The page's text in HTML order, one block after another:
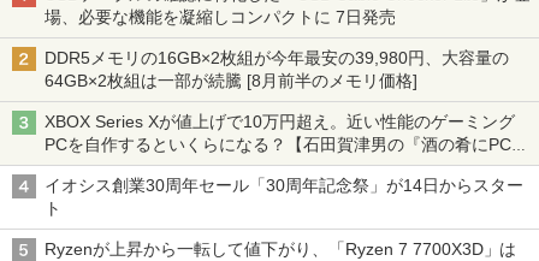
場、必要な機能を凝縮しコンパクトに 7日発売
DDR5メモリの16GB×2枚組が今年最安の39,980円、大容量の
64GB×2枚組は一部が続騰 [8月前半のメモリ価格]
XBOX Series Xが値上げで10万円超え。近い性能のゲーミング
PCを自作するといくらになる？【石田賀津男の『酒の肴にPCゲ
ーム』】
イオシス創業30周年セール「30周年記念祭」が14日からスター
ト
Ryzenが上昇から一転して値下がり、「Ryzen 7 7700X3D」は